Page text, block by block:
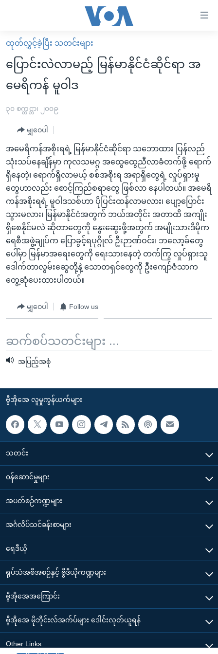
လွယ်ကူ
စေ
သည့်
များ
အကြောင်းအရာ
ကျော်
ကြည့်
အ
ညွန်း
စာမျက်နှာ
ကြည့်
နေရာ
သို့
ကျော်
မူလစာမျက်နှာ
မြန်မာ
ကမ္ဘာ့သတင်းများ
အစ္စရေး-ပါလက်စတိုင်း
ရပ်ဝန်းတခု လမ်းတခု အလွန်
အင်္ဂလိပ်စာလေ့လာမယ်
အမေရိကန်သုံးအီဒီယံ
မကြေးမုံရဲ့ အင်္ဂလိပ်စာ
ရုပ်ရှင်ထဲက အင်္ဂလိပ်စာ
သုတပဒေသာ အင်္ဂလိပ်စာ
အပတ်စဉ်ကဏ္ဍများ
ရေဒီယို
တီဗွီ
ရေဒီယိုနှင့်ရုပ်သံ အချက်အလက်များ
ရေဒီယို/တီဗွီအစီအစဉ်
Learning English
ဗွီအိုအေ လူမှုကွန်ယက်များ
ဘာသာစကားများ
ထုတ်လွှင့်ခဲ့ပြီး သတင်းများ
ပြောင်းလဲလာမည့် မြန်မာနိုင်ငံဆိုင်ရာ အ
မေရိကန် မူဝါဒ
၃၀ စက္တင္ဘာ၊ ၂၀၀၉
မျှဝေပါ
အမေရိကန်အစိုးရရဲ့ မြန်မာနိုင်ငံဆိုင်ရာ သဘောထား ပြန်လည်
သုံးသပ်နေချိန်မှာ ကုလသမဂ္ဂ အထွေထွေညီလာခံတက်ဖို့ ရောက်
ရှိနေတဲ့၊ ရောက်ရှိလာမယ့် စစ်အစိုးရ အရာရှိတွေရဲ့ လှုပ်ရှားမှု
တွေဟာလည်း စောင့်ကြည်စရာတွေ ဖြစ်လာ နေပါတယ်။ အမေရိ
ကန်အစိုးရရဲ့ မူဝါဒသစ်ဟာ ပိုပြင်းထန်လာမလား၊ ပျော့ပြောင်း
သွားမလား၊ မြန်မာနိုင်ငံအတွက် ဘယ်အတိုင်း အတာထိ အကျိုး
ရှိစေနိုင်မလဲ ဆိုတာတွေကို နွေးဆွေးဖို့အတွက် အမျိုးသားဒီမိုက
ရေစီအဖွဲ့ချုပ်က ပြောခွင့်ရပုဂ္ဂိုလ် ဦးဉာဏ်ဝင်း၊ ဘလော့ခ်တွေ
ပေါ်မှာ မြန်မာအရေးတွေကို ရေးသားနေတဲ့ တက်ကြွ လှုပ်ရှားသူ
ဒေါက်တာလွမ်းဆွေတို့နဲ့ သောတရှင်တွေကို ဦးကျော်ဇံသာက
တွေ့ဆုံပေးထားပါတယ်။
မျှဝေပါ Follow us
ဆက်စပ်သတင်းများ ...
အပြည့်အစုံ
ဗွီအိုအေ လူမှုကွန်ယက်များ
သတင်း
၀န်ဆောင်မှုများ
အပတ်စဉ်ကဏ္ဍများ
အင်္ဂလိပ်သင်ခန်းစာများ
ရေဒီယို
ရုပ်သံအစီအစဉ်နှင့် ဗွီဒီယိုကဏ္ဍများ
ဗွီအိုအေအကြောင်း
ဗွီအိုအေ မိုဘိုင်းလ်အက်ပ်များ ဒေါင်းလုတ်ယူရန်
Other Links